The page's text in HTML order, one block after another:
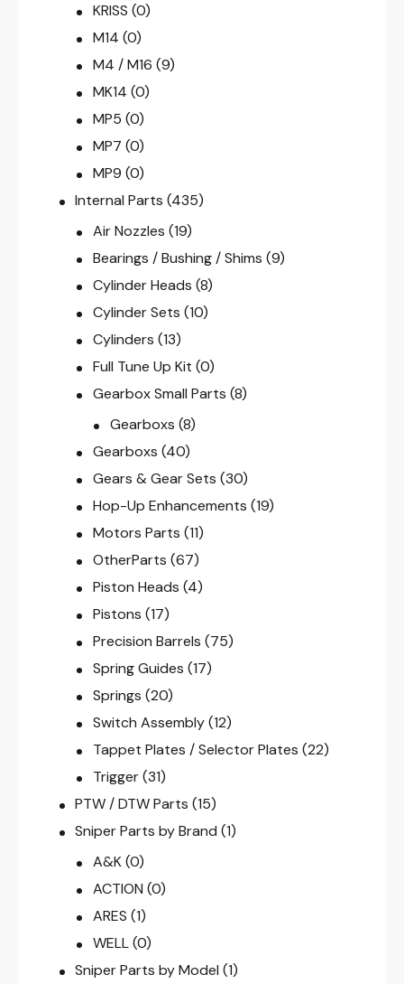
KRISS (0)
M14 (0)
M4 / M16 (9)
MK14 (0)
MP5 (0)
MP7 (0)
MP9 (0)
Internal Parts (435)
Air Nozzles (19)
Bearings / Bushing / Shims (9)
Cylinder Heads (8)
Cylinder Sets (10)
Cylinders (13)
Full Tune Up Kit (0)
Gearbox Small Parts (8)
Gearboxs (8)
Gearboxs (40)
Gears & Gear Sets (30)
Hop-Up Enhancements (19)
Motors Parts (11)
OtherParts (67)
Piston Heads (4)
Pistons (17)
Precision Barrels (75)
Spring Guides (17)
Springs (20)
Switch Assembly (12)
Tappet Plates / Selector Plates (22)
Trigger (31)
PTW / DTW Parts (15)
Sniper Parts by Brand (1)
A&K (0)
ACTION (0)
ARES (1)
WELL (0)
Sniper Parts by Model (1)